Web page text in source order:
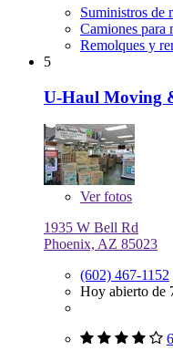
Suministros de
Camiones para
Remolques y
5
U-Haul Moving
Verfotos
1935 W Bell Rd
Phoenix, AZ 85023
(602) 467-1152
Hoy abierto de